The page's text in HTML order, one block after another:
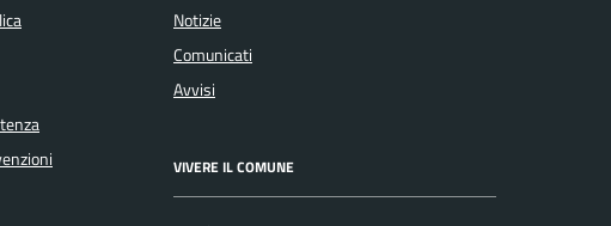
Notizie
Comunicati
Avvisi
VIVERE IL COMUNE